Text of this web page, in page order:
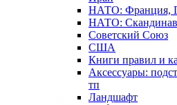
НАТО: Франция,
НАТО:
Советский Союз
США
Книги правил и
Аксессуары:
тп
Ландшафт